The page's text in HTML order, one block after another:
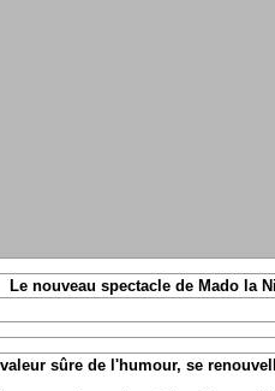
Le nouveau spectacle de Mado la
sûre de l'humour, se